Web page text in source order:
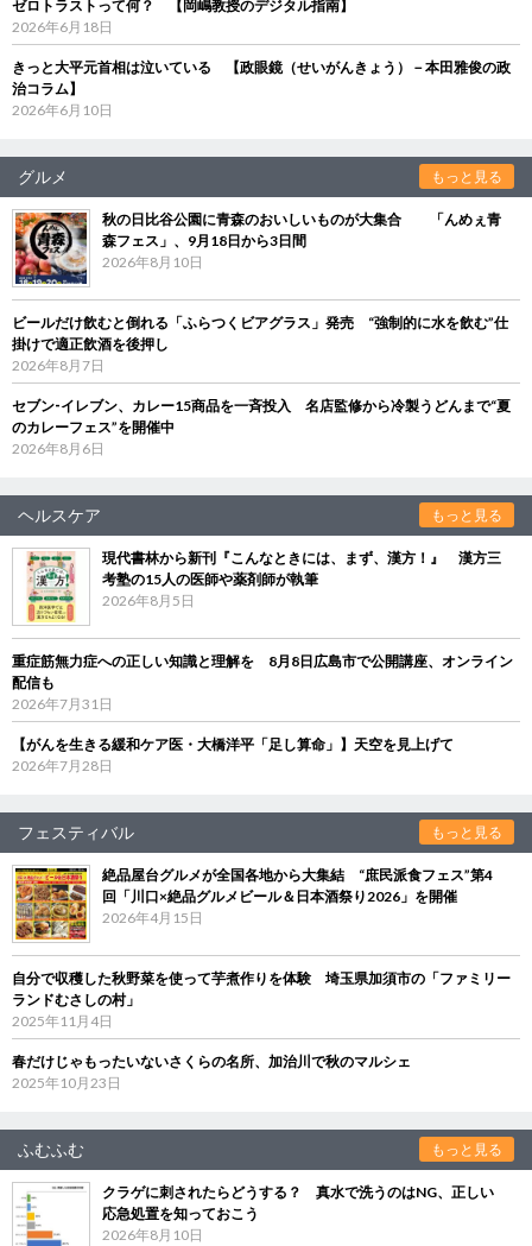
ゼロトラストって何？ 【岡嶋教授のデジタル指南】
2026年6月18日
きっと大平元首相は泣いている 【政眼鏡（せいがんきょう）－本田雅俊の政
治コラム】
2026年6月10日
グルメ もっと見る
秋の日比谷公園に青森のおいしいものが大集合 「んめぇ青
森フェス」、9月18日から3日間
2026年8月10日
ビールだけ飲むと倒れる「ふらつくビアグラス」発売 “強制的に水を飲む”仕
掛けで適正飲酒を後押し
2026年8月7日
セブン‐イレブン、カレー15商品を一斉投入 名店監修から冷製うどんまで“夏
のカレーフェス”を開催中
2026年8月6日
ヘルスケア もっと見る
現代書林から新刊『こんなときには、まず、漢方！』 漢方三
考塾の15人の医師や薬剤師が執筆
2026年8月5日
重症筋無力症への正しい知識と理解を 8月8日広島市で公開講座、オンライン
配信も
2026年7月31日
【がんを生きる緩和ケア医・大橋洋平「足し算命」】天空を見上げて
2026年7月28日
フェスティバル もっと見る
絶品屋台グルメが全国各地から大集結 “庶民派食フェス”第4
回「川口×絶品グルメビール＆日本酒祭り2026」を開催
2026年4月15日
自分で収穫した秋野菜を使って芋煮作りを体験 埼玉県加須市の「ファミリー
ランドむさしの村」
2025年11月4日
春だけじゃもったいないさくらの名所、加治川で秋のマルシェ
2025年10月23日
ふむふむ もっと見る
クラゲに刺されたらどうする？ 真水で洗うのはNG、正しい
応急処置を知っておこう
2026年8月10日